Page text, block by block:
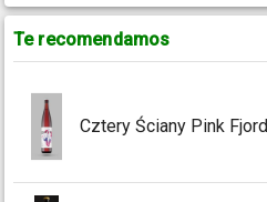
Te recomendamos
Cztery Ściany Pink Fjord